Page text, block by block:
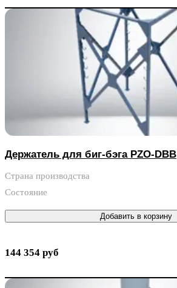
Держатель для биг-бэга PZO-DBB
Страна производства
Состояние
Добавить в корзину
144 354 руб